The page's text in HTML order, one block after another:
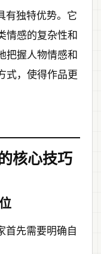
有独特优势。它
情感的复杂性和
把握人物情感和
式，使得作品更
核心技巧
首先需要明确自